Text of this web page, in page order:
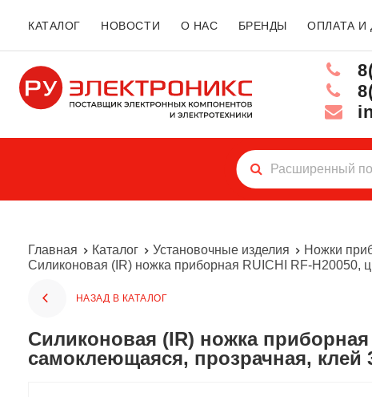
КАТАЛОГ НОВОСТИ О НАС БРЕНДЫ ОПЛАТА И
Главная Каталог Установочные изделия
Ножки
Силиконовая (IR) ножка приборная RUICHI RF-H20050,
НАЗАД В КАТАЛОГ
Силиконовая (IR) ножка приборная RUICHI RF-H20050, цилиндрическая полусфера, 20x5 мм,
самоклеющаяся, прозрачная, клей